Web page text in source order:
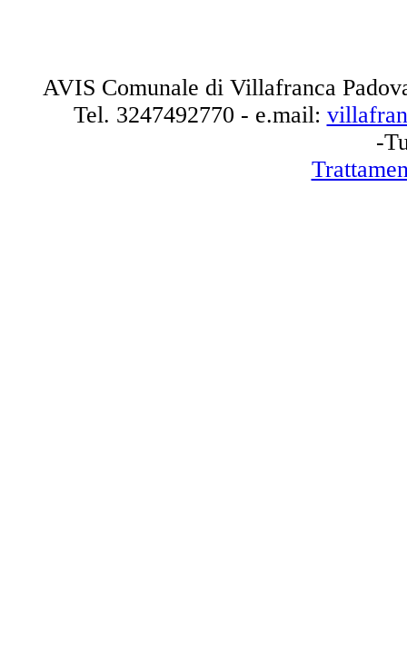
AVIS Comunale di Villafranca
Tel. 3247492770 - e.mail:
-